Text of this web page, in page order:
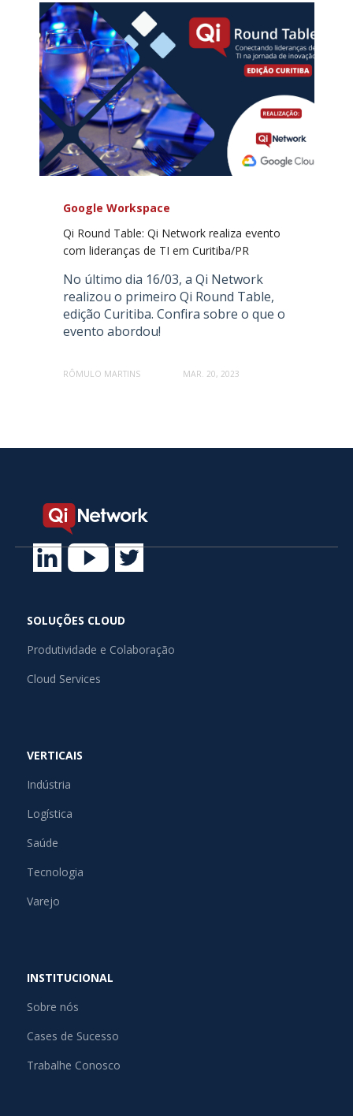
Google Workspace
Qi Round Table: Qi Network realiza evento
com lideranças de TI em Curitiba/PR
No último dia 16/03, a Qi Network
realizou o primeiro Qi Round Table,
edição Curitiba. Confira sobre o que o
evento abordou!
RÔMULO MARTINS MAR. 20, 2023
SOLUÇÕES CLOUD
Produtividade e Colaboração
Cloud Services
VERTICAIS
Indústria
Logística
Saúde
Tecnologia
Varejo
INSTITUCIONAL
Sobre nós
Cases de Sucesso
Trabalhe Conosco